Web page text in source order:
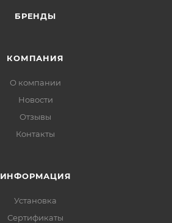
БРЕНДЫ
КОМПАНИЯ
О компании
Новости
Отзывы
Контакты
ИНФОРМАЦИЯ
Установка
Сертификаты